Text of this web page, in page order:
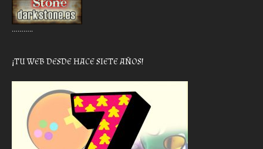
………..
¡TU WEB DESDE HACE SIETE AÑOS!